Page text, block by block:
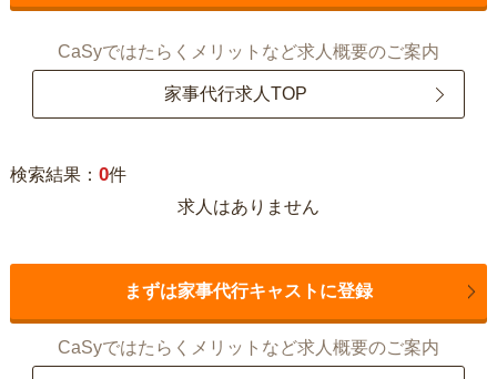
CaSyではたらくメリットなど求人概要のご案内
家事代行求人TOP
検索結果： 0件
求人はありません
まずは家事代行キャストに登録
CaSyではたらくメリットなど求人概要のご案内